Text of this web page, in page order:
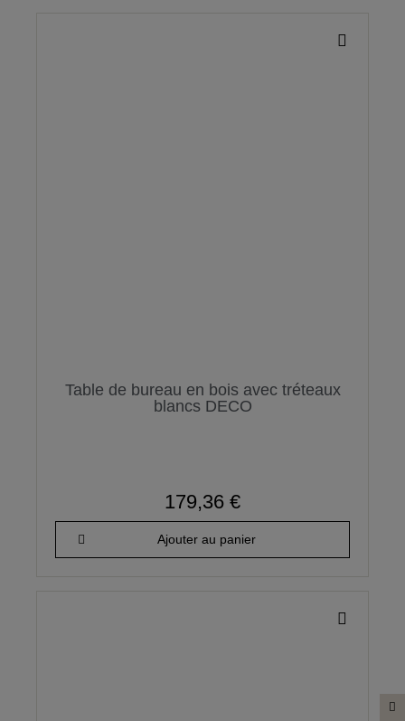
Table de bureau en bois avec tréteaux
blancs DECO
179,36 €
Ajouter au panier